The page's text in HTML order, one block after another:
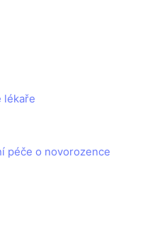
lékaře
péče o novorozence